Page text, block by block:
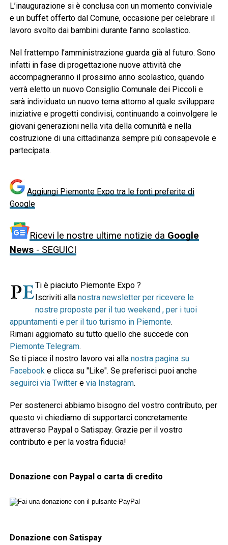
L’inaugurazione si è conclusa con un momento conviviale
e un buffet offerto dal Comune, occasione per celebrare il
lavoro svolto dai bambini durante l’anno scolastico.
Nel frattempo l’amministrazione guarda già al futuro. Sono
infatti in fase di progettazione nuove attività che
accompagneranno il prossimo anno scolastico, quando
verrà eletto un nuovo Consiglio Comunale dei Piccoli e
sarà individuato un nuovo tema attorno al quale sviluppare
iniziative e progetti condivisi, continuando a coinvolgere le
giovani generazioni nella vita della comunità e nella
costruzione di una cittadinanza sempre più consapevole e
partecipata.
Aggiungi Piemonte Expo tra le fonti preferite di
Google
Ricevi le nostre ultime notizie da Google
News- SEGUICI
Ti è piaciuto Piemonte Expo ?
Iscriviti alla nostra newsletter per ricevere le
nostre proposte per il tuo weekend , per i tuoi
appuntamenti e per il tuo turismo in Piemonte.
Rimani aggiornato su tutto quello che succede con
Piemonte Telegram.
Se ti piace il nostro lavoro vai alla nostra pagina su
Facebook e clicca su "Like". Se preferisci puoi anche
seguirci via Twittere via Instagram.
Per sostenerci abbiamo bisogno del vostro contributo, per
questo vi chiediamo di supportarci concretamente
attraverso Paypal o Satispay. Grazie per il vostro
contributo e per la vostra fiducia!
Donazione con Paypal o carta di credito
Donazione con Satispay